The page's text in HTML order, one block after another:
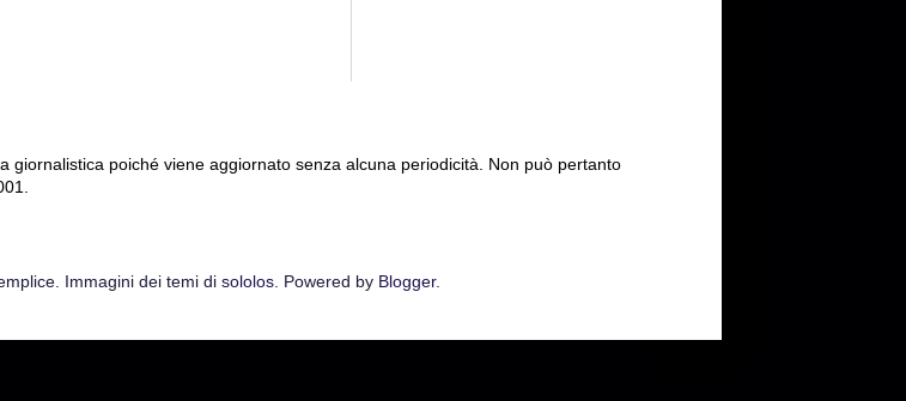
poiché viene aggiornato senza alcuna periodicità. Non può pertanto
Immagini dei temi di sololos. Powered by Blogger.